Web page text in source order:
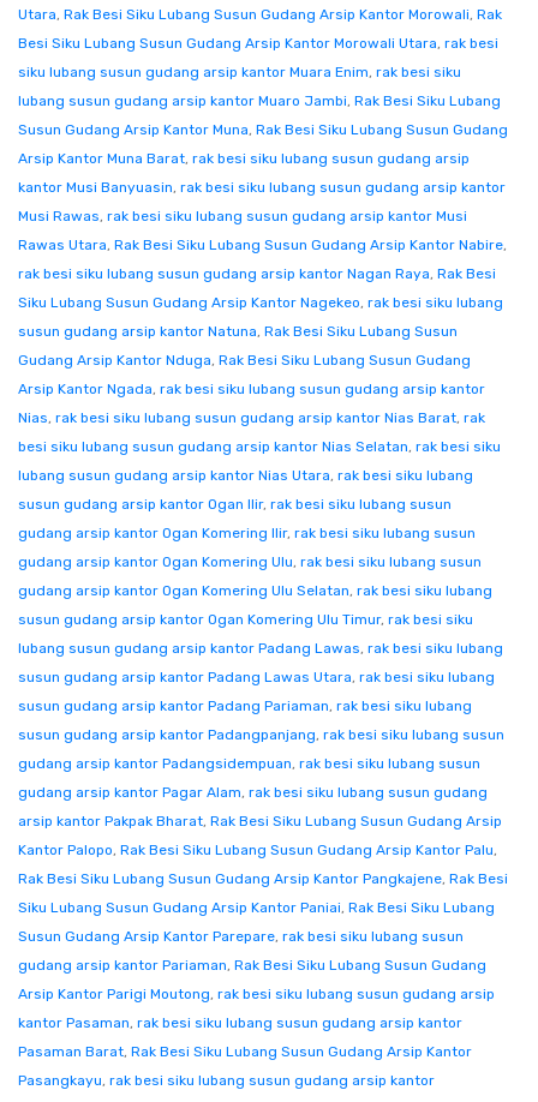
Utara, Rak Besi Siku Lubang Susun Gudang Arsip Kantor Morowali, Rak
Besi Siku Lubang Susun Gudang Arsip Kantor Morowali Utara, rak besi
siku lubang susun gudang arsip kantor Muara Enim, rak besi siku
lubang susun gudang arsip kantor Muaro Jambi, Rak Besi Siku Lubang
Susun Gudang Arsip Kantor Muna, Rak Besi Siku Lubang Susun Gudang
Arsip Kantor Muna Barat, rak besi siku lubang susun gudang arsip
kantor Musi Banyuasin, rak besi siku lubang susun gudang arsip kantor
Musi Rawas, rak besi siku lubang susun gudang arsip kantor Musi
Rawas Utara, Rak Besi Siku Lubang Susun Gudang Arsip Kantor Nabire,
rak besi siku lubang susun gudang arsip kantor Nagan Raya, Rak Besi
Siku Lubang Susun Gudang Arsip Kantor Nagekeo, rak besi siku lubang
susun gudang arsip kantor Natuna, Rak Besi Siku Lubang Susun
Gudang Arsip Kantor Nduga, Rak Besi Siku Lubang Susun Gudang
Arsip Kantor Ngada, rak besi siku lubang susun gudang arsip kantor
Nias, rak besi siku lubang susun gudang arsip kantor Nias Barat, rak
besi siku lubang susun gudang arsip kantor Nias Selatan, rak besi siku
lubang susun gudang arsip kantor Nias Utara, rak besi siku lubang
susun gudang arsip kantor Ogan Ilir, rak besi siku lubang susun
gudang arsip kantor Ogan Komering Ilir, rak besi siku lubang susun
gudang arsip kantor Ogan Komering Ulu, rak besi siku lubang susun
gudang arsip kantor Ogan Komering Ulu Selatan, rak besi siku lubang
susun gudang arsip kantor Ogan Komering Ulu Timur, rak besi siku
lubang susun gudang arsip kantor Padang Lawas, rak besi siku lubang
susun gudang arsip kantor Padang Lawas Utara, rak besi siku lubang
susun gudang arsip kantor Padang Pariaman, rak besi siku lubang
susun gudang arsip kantor Padangpanjang, rak besi siku lubang susun
gudang arsip kantor Padangsidempuan, rak besi siku lubang susun
gudang arsip kantor Pagar Alam, rak besi siku lubang susun gudang
arsip kantor Pakpak Bharat, Rak Besi Siku Lubang Susun Gudang Arsip
Kantor Palopo, Rak Besi Siku Lubang Susun Gudang Arsip Kantor Palu,
Rak Besi Siku Lubang Susun Gudang Arsip Kantor Pangkajene, Rak Besi
Siku Lubang Susun Gudang Arsip Kantor Paniai, Rak Besi Siku Lubang
Susun Gudang Arsip Kantor Parepare, rak besi siku lubang susun
gudang arsip kantor Pariaman, Rak Besi Siku Lubang Susun Gudang
Arsip Kantor Parigi Moutong, rak besi siku lubang susun gudang arsip
kantor Pasaman, rak besi siku lubang susun gudang arsip kantor
Pasaman Barat, Rak Besi Siku Lubang Susun Gudang Arsip Kantor
Pasangkayu, rak besi siku lubang susun gudang arsip kantor